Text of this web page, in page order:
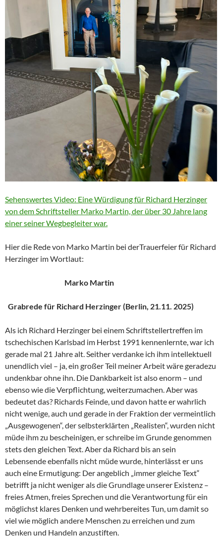
Sehenswertes Video: Eine Würdigung für Richard Herzinger
von dem Schriftsteller Marko Martin, der über 30 Jahre lang
einer seiner Wegbegleiter war.
Hier die Rede von Marko Martin bei derTrauerfeier für Richard
Herzinger im Wortlaut:
Marko Martin
Grabrede für Richard Herzinger (Berlin, 21.11. 2025)
Als ich Richard Herzinger bei einem Schriftstellertreffen im
tschechischen Karlsbad im Herbst 1991 kennenlernte, war ich
gerade mal 21 Jahre alt. Seither verdanke ich ihm intellektuell
unendlich viel – ja, ein großer Teil meiner Arbeit wäre geradezu
undenkbar ohne ihn. Die Dankbarkeit ist also enorm – und
ebenso wie die Verpflichtung, weiterzumachen. Aber was
bedeutet das? Richards Feinde, und davon hatte er wahrlich
nicht wenige, auch und gerade in der Fraktion der vermeintlich
„Ausgewogenen“, der selbsterklärten „Realisten“, wurden nicht
müde ihm zu bescheinigen, er schreibe im Grunde genommen
stets den gleichen Text. Aber da Richard bis an sein
Lebensende ebenfalls nicht müde wurde, hinterlässt er uns
auch eine Ermutigung: Der angeblich „immer gleiche Text“
betrifft ja nicht weniger als die Grundlage unserer Existenz –
freies Atmen, freies Sprechen und die Verantwortung für ein
möglichst klares Denken und wehrbereites Tun, um damit so
viel wie möglich andere Menschen zu erreichen und zum
Denken und Handeln anzustiften.